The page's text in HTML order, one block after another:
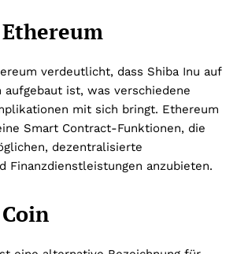
verdeutlicht, dass Shiba Inu auf
aufgebaut ist, was verschiedene
mit sich bringt. Ethereum
Smart Contract-Funktionen, die
dezentralisierte
Finanzdienstleistungen anzubieten.